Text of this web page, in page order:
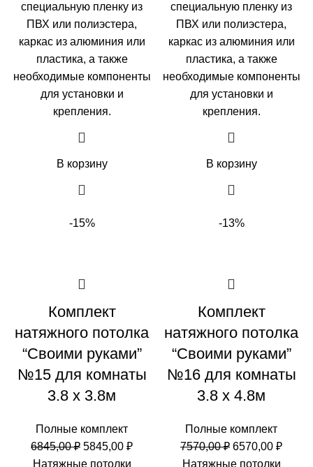
специальную пленку из
ПВХ или полиэстера,
каркас из алюминия или
пластика, а также
необходимые компоненты
для установки и
крепления.
В корзину
специальную пленку из
ПВХ или полиэстера,
каркас из алюминия или
пластика, а также
необходимые компоненты
для установки и
крепления.
В корзину
-15%
Комплект
натяжного потолка
“Своими руками”
№15 для комнаты
3.8 х 3.8м
Полные комплект
6845,00₽ Первоначальная
цена
5845,00 ₽Текущая
Натяжные потолки
-13%
Комплект
натяжного потолка
“Своими руками”
№16 для комнаты
3.8 х 4.8м
Полные комплект
7570,00₽
цена
6570,00 ₽
Натяжные потолки